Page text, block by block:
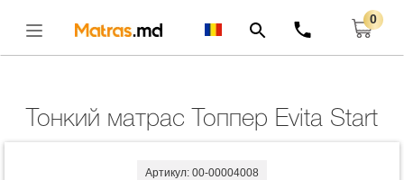
0
Тонкий матрас Топпер Evita Start
Артикул: 00-00004008